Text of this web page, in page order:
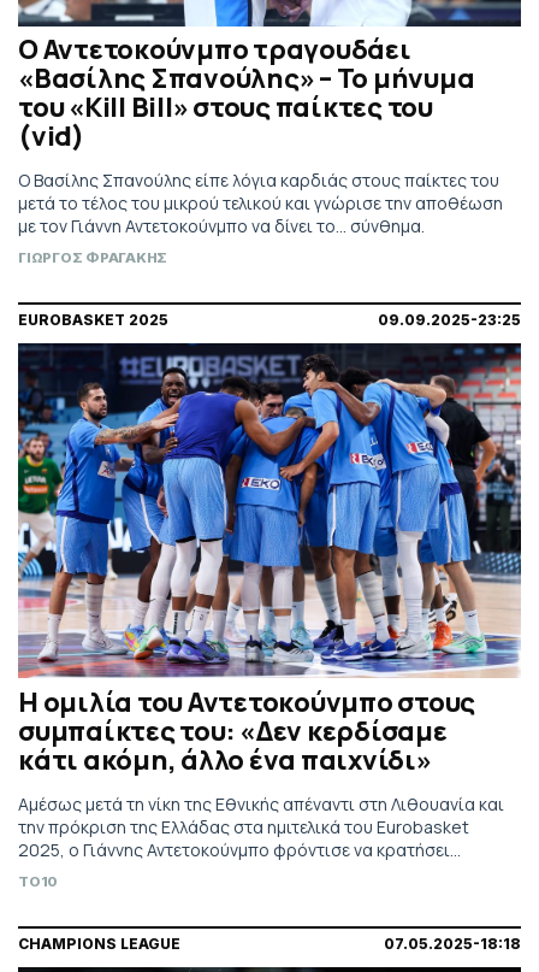
Ο Αντετοκούνμπο τραγουδάει
«Βασίλης Σπανούλης» – Το μήνυμα
του «Kill Bill» στους παίκτες του
(vid)
O Βασίλης Σπανούλης είπε λόγια καρδιάς στους παίκτες του
μετά το τέλος του μικρού τελικού και γνώρισε την αποθέωση
με τον Γιάννη Αντετοκούνμπο να δίνει το... σύνθημα.
ΓΙΩΡΓΟΣ ΦΡΑΓΑΚΗΣ
EUROBASKET 2025 09.09.2025-23:25
Η ομιλία του Αντετοκούνμπο στους
συμπαίκτες του: «Δεν κερδίσαμε
κάτι ακόμη, άλλο ένα παιχνίδι»
Αμέσως μετά τη νίκη της Εθνικής απέναντι στη Λιθουανία και
την πρόκριση της Ελλάδας στα ημιτελικά του Eurobasket
2025, ο Γιάννης Αντετοκούνμπο φρόντισε να κρατήσει
προσγειωμένους τους συμπαίκτες του...
TO10
CHAMPIONS LEAGUE 07.05.2025-18:18